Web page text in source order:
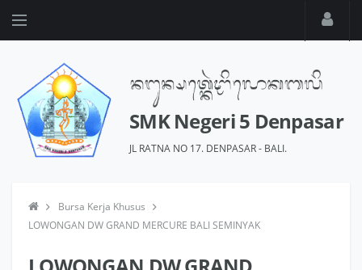
SMK Negeri 5 Denpasar
JL RATNA NO 17. DENPASAR - BALI.
Bursa Kerja Khusus
LOWONGAN DW GRAND MERCURE BALI SEMINYAK